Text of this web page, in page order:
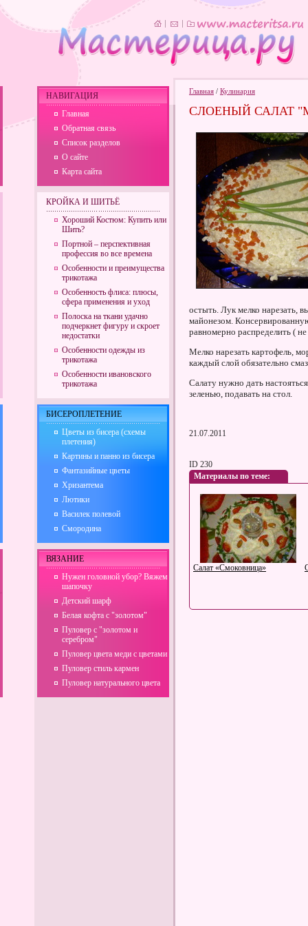
Главная / Кулинария
СЛОЕНЫЙ САЛАТ
остыть. Лук мелко нарезать,
майонезом.
равномерно распределить (
Мелко нарезать картофель,
каждый слой обязательно
Салату нужно дать
зеленью, подавать на стол.
21.07.2011
ID 230
Материалы по теме:
Салат «Смоковница»
НАВИГАЦИЯ
Главная
Обратная связь
Список разделов
О сайте
Карта сайта
КРОЙКА И ШИТЬЁ
Хороший Костюм: Купить или
Шить?
Портной – перспективная
профессия во все времена
Особенности и преимущества
трикотажа
Особенность флиса: плюсы,
сфера применения и уход
Полоска на ткани удачно
подчеркнет фигуру и скроет
недостатки
Особенности одежды из
трикотажа
Особенности ивановского
трикотажа
БИСЕРОПЛЕТЕНИЕ
Цветы из бисера (схемы
плетения)
Картины и панно из бисера
Фантазийные цветы
Хризантема
Лютики
Василек полевой
Смородина
ВЯЗАНИЕ
Нужен головной убор? Вяжем
шапочку
Детский шарф
Белая кофта с "золотом"
Пуловер с "золотом и
серебром"
Пуловер цвета меди с цветами
Пуловер стиль кармен
Пуловер натурального цвета